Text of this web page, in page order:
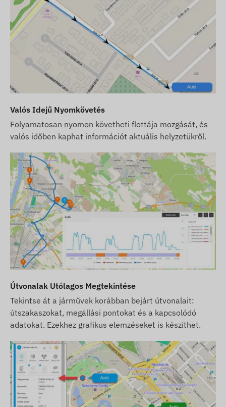
Valós Idejű Nyomkövetés
Folyamatosan nyomon követheti flottája mozgását, és
valós időben kaphat információt aktuális helyzetükről.
Útvonalak Utólagos Megtekintése
Tekintse át a járművek korábban bejárt útvonalait:
útszakaszokat, megállási pontokat és a kapcsolódó
adatokat. Ezekhez grafikus elemzéseket is készíthet.